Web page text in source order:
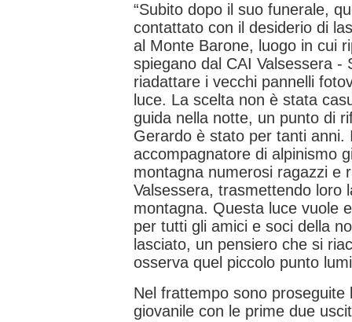
“Subito dopo il suo funerale,
contattato con il desiderio di
al Monte Barone, luogo in cui
spiegano dal CAI Valsessera -
riadattare i vecchi pannelli
luce. La scelta non è stata
guida nella notte, un punto di
Gerardo è stato per tanti anni.
accompagnatore di alpinismo
montagna numerosi ragazzi e
Valsessera, trasmettendo loro
montagna. Questa luce vuole
per tutti gli amici e soci della
lasciato, un pensiero che si
osserva quel piccolo punto
Nel frattempo sono proseguite
giovanile con le prime due